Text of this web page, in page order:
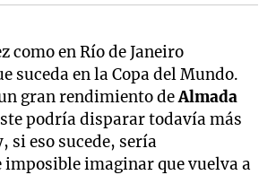
como en Río de Janeiro
suceda en la Copa del Mundo.
gran rendimiento deAlmada
podría disparar todavía más
si eso sucede, sería
imaginar que vuelva a